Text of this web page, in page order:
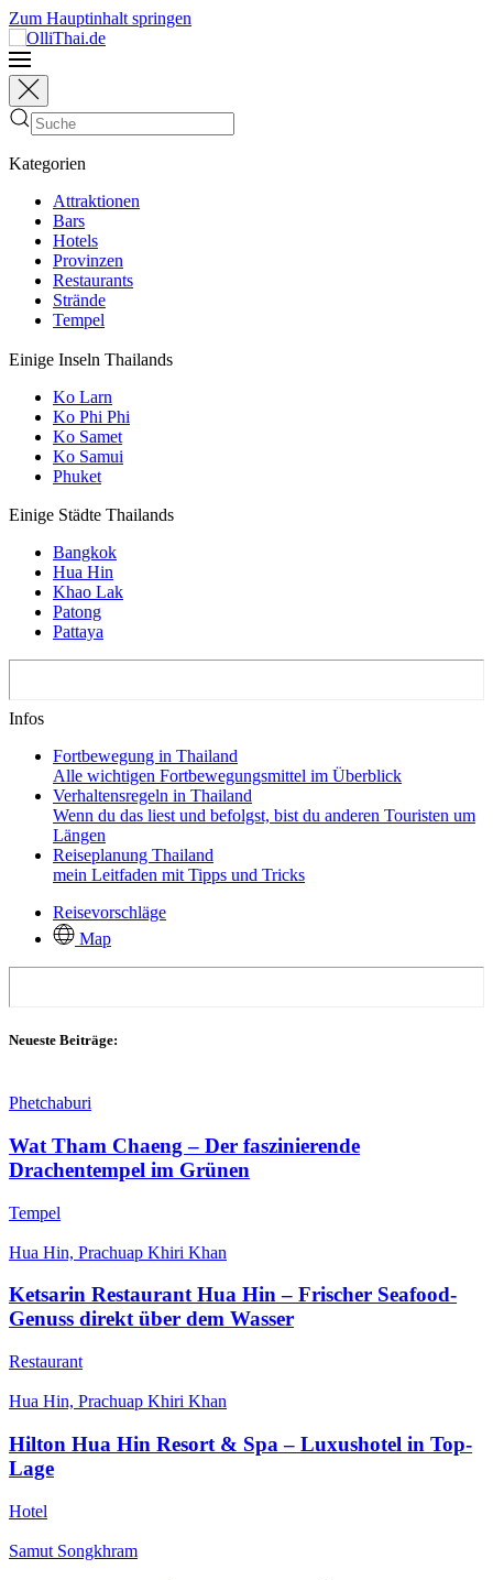
Zum Hauptinhalt springen
Kategorien
Attraktionen
Bars
Hotels
Provinzen
Restaurants
Strände
Tempel
Einige Inseln Thailands
Ko Larn
Ko Phi Phi
Ko Samet
Ko Samui
Phuket
Einige Städte Thailands
Bangkok
Hua Hin
Khao Lak
Patong
Pattaya
Infos
Fortbewegung in Thailand
Alle wichtigen Fortbewegungsmittel im Überblick
Verhaltensregeln in Thailand
Wenn du das liest und befolgst, bist du anderen Touristen um
Längen
Reiseplanung Thailand
mein Leitfaden mit Tipps und Tricks
Reisevorschläge
Map
Neueste Beiträge:
Phetchaburi
Wat Tham Chaeng – Der faszinierende
Drachentempel im Grünen
Tempel
Hua Hin, Prachuap Khiri Khan
Ketsarin Restaurant Hua Hin – Frischer Seafood-
Genuss direkt über dem Wasser
Restaurant
Hua Hin, Prachuap Khiri Khan
Hilton Hua Hin Resort & Spa – Luxushotel in Top-
Lage
Hotel
Samut Songkhram